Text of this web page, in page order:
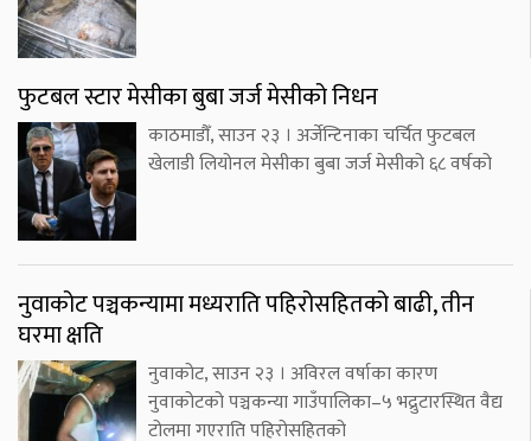
फुटबल स्टार मेसीका बुबा जर्ज मेसीको निधन
काठमाडौँ, साउन २३ । अर्जेन्टिनाका चर्चित फुटबल
खेलाडी लियोनल मेसीका बुबा जर्ज मेसीको ६८ वर्षको
नुवाकोट पञ्चकन्यामा मध्यराति पहिरोसहितको बाढी, तीन
घरमा क्षति
नुवाकोट, साउन २३ । अविरल वर्षाका कारण
नुवाकोटको पञ्चकन्या गाउँपालिका–५ भद्रुटारस्थित वैद्य
टोलमा गएराति पहिरोसहितको